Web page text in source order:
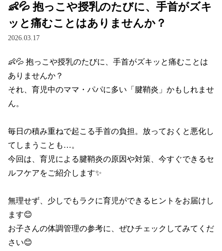
👶💦 抱っこや授乳のたびに、手首がズキ
ッと痛むことはありませんか？
2026.03.17
👶💦 抱っこや授乳のたびに、手首がズキッと痛むことは
ありませんか？
それ、育児中のママ・パパに多い「腱鞘炎」かもしれませ
ん。
毎日の積み重ねで起こる手首の負担。放っておくと悪化し
てしまうことも…。
今回は、育児による腱鞘炎の原因や対策、今すぐできるセ
ルフケアをご紹介します✨
無理せず、少しでもラクに育児ができるヒントをお届けし
ます😊
お子さんの体調管理の参考に、ぜひチェックしてみてくだ
さい😊